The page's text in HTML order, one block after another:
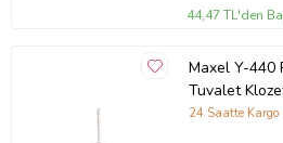
44,47 TL'den
Maxel Y-440
Tuvalet Klozet
1 Adet
24 Saatte Kargo